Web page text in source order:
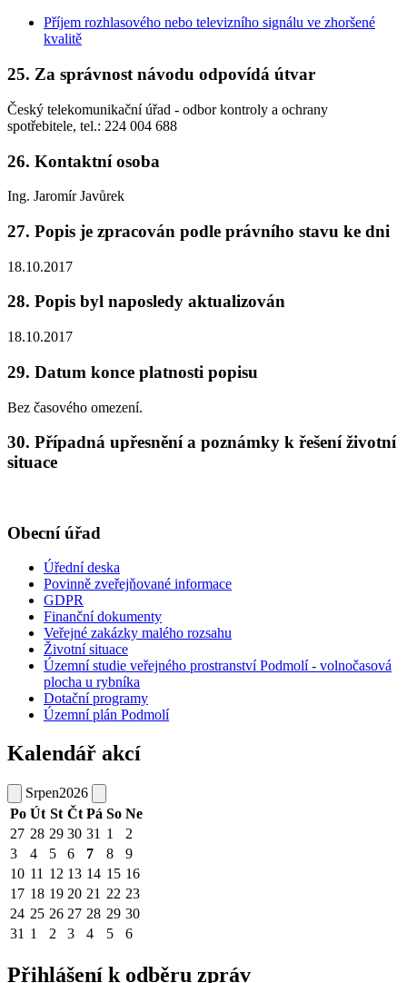
Příjem rozhlasového nebo televizního signálu ve zhoršené
kvalitě
25. Za správnost návodu odpovídá útvar
Český telekomunikační úřad - odbor kontroly a ochrany
spotřebitele, tel.: 224 004 688
26. Kontaktní osoba
Ing. Jaromír Javůrek
27. Popis je zpracován podle právního stavu ke dni
18.10.2017
28. Popis byl naposledy aktualizován
18.10.2017
29. Datum konce platnosti popisu
Bez časového omezení.
30. Případná upřesnění a poznámky k řešení životní
situace
Obecní úřad
Úřední deska
Povinně zveřejňované informace
GDPR
Finanční dokumenty
Veřejné zakázky malého rozsahu
Životní situace
Územní studie veřejného prostranství Podmolí - volnočasová
plocha u rybníka
Dotační programy
Územní plán Podmolí
Kalendář akcí
Srpen2026
Po Út St Čt Pá So Ne
27 28 29 30 31 1
2
3
4 5 6 7 8
9
10 11 12 13 14 15 16
17 18 19 20 21 22 23
24 25 26 27 28 29 30
31 1 2 3 4 5 6
Přihlášení k odběru zpráv